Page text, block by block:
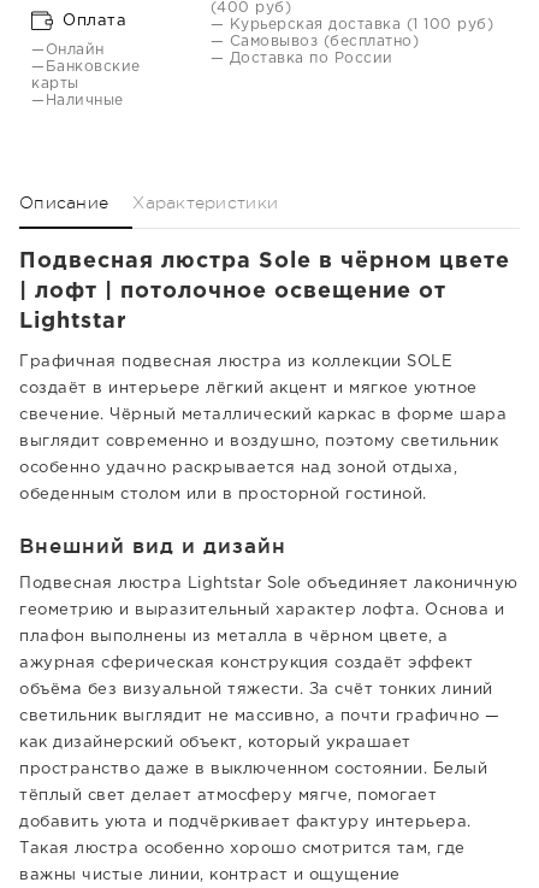
Оплата
—Онлайн
—Банковские
карты
—Наличные
(400 руб)
— Курьерская доставка (1 100 руб)
— Самовывоз (бесплатно)
— Доставка по России
Описание Характеристики
Подвесная люстра Sole в чёрном цвете
| лофт | потолочное освещение от
Lightstar
Графичная подвесная люстра из коллекции SOLE
создаёт в интерьере лёгкий акцент и мягкое уютное
свечение. Чёрный металлический каркас в форме шара
выглядит современно и воздушно, поэтому светильник
особенно удачно раскрывается над зоной отдыха,
обеденным столом или в просторной гостиной.
Внешний вид и дизайн
Подвесная люстра Lightstar Sole объединяет лаконичную
геометрию и выразительный характер лофта. Основа и
плафон выполнены из металла в чёрном цвете, а
ажурная сферическая конструкция создаёт эффект
объёма без визуальной тяжести. За счёт тонких линий
светильник выглядит не массивно, а почти графично —
как дизайнерский объект, который украшает
пространство даже в выключенном состоянии. Белый
тёплый свет делает атмосферу мягче, помогает
добавить уюта и подчёркивает фактуру интерьера.
Такая люстра особенно хорошо смотрится там, где
важны чистые линии, контраст и ощущение